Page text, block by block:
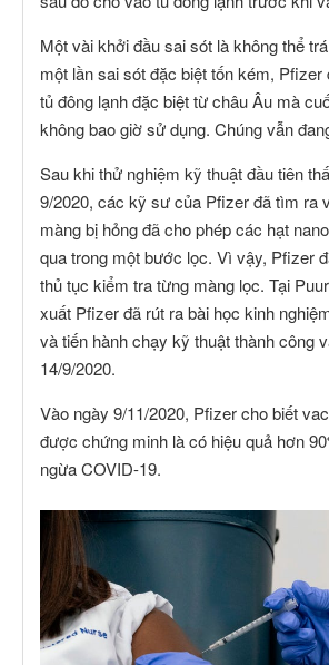
Một vài khởi đầu sai sót là không thể
một lần sai sót đặc biệt tốn kém, Pfizer
tủ đông lạnh đặc biệt từ châu Âu mà
không bao giờ sử dụng. Chúng vẫn
Sau khi thử nghiệm kỹ thuật đầu tiên
9/2020, các kỹ sư của Pfizer đã tìm ra
màng bị hỏng đã cho phép các hạt
qua trong một bước lọc. Vì vậy, Pfizer
thủ tục kiểm tra từng màng lọc. Tại
xuất Pfizer đã rút ra bài học kinh
và tiến hành chạy kỹ thuật thành công
14/9/2020.
Vào ngày 9/11/2020, Pfizer cho biết
được chứng minh là có hiệu quả hơn
ngừa COVID-19.